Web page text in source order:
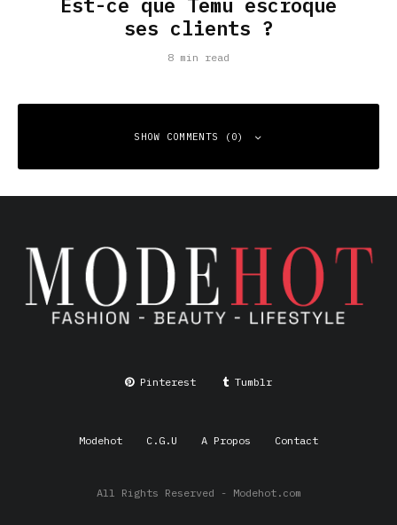
ses clients ?
8 min read
SHOW COMMENTS (0)
Your email address will not be published.
Required fields
are marked *
Comment*
Pinterest Tumblr
Modehot C.G.U A Propos Contact
All Rights Reserved - Modehot.com